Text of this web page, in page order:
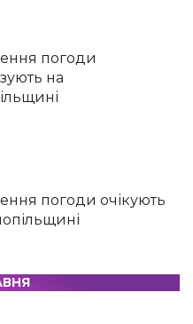
погоди
на
погоди очікують